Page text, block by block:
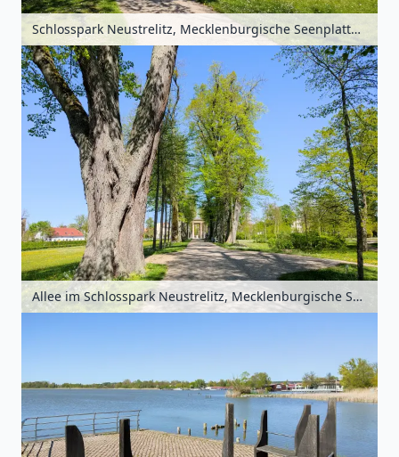
Schlosspark Neustrelitz, Mecklenburgische Seenplatte, Mecklenburg-Vorpommern, Deutschland
Allee im Schlosspark Neustrelitz, Mecklenburgische Seenplatte, Mecklenburg-Vorpommern, Deutschland